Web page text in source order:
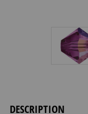
DESCRIPTION